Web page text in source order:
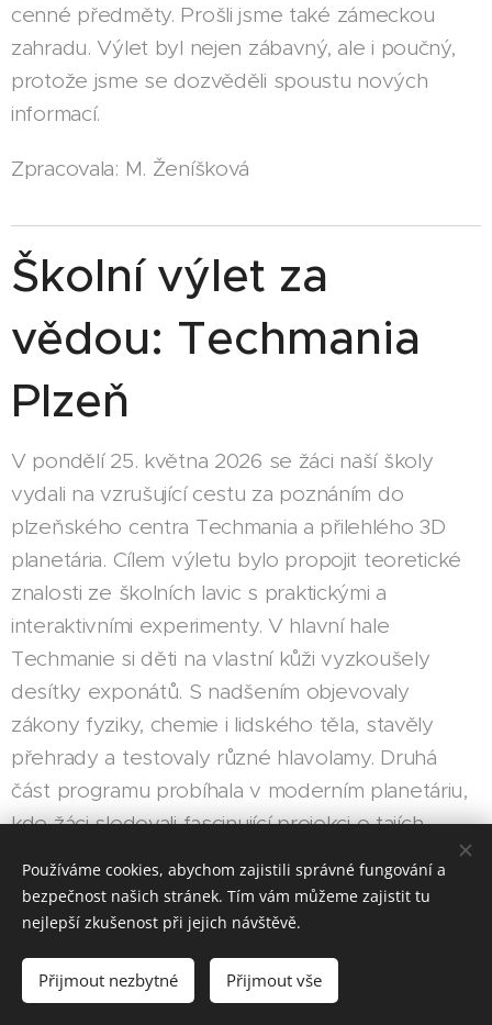
cenné předměty. Prošli jsme také zámeckou
zahradu. Výlet byl nejen zábavný, ale i poučný,
protože jsme se dozvěděli spoustu nových
informací.
Zpracovala: M. Ženíšková
Školní výlet za
vědou: Techmania
Plzeň
V pondělí 25. května 2026 se žáci naší školy
vydali na vzrušující cestu za poznáním do
plzeňského centra Techmania a přilehlého 3D
planetária. Cílem výletu bylo propojit teoretické
znalosti ze školních lavic s praktickými a
interaktivními experimenty. V hlavní hale
Techmanie si děti na vlastní kůži vyzkoušely
desítky exponátů. S nadšením objevovaly
zákony fyziky, chemie i lidského těla, stavěly
přehrady a testovaly různé hlavolamy. Druhá
část programu probíhala v moderním planetáriu,
kde žáci sledovali fascinující projekci o tajích
vzdálených galaxií. Pro všechny to byl opravdu
hezký zážitek.
Zpracovala: Romana Zahradníková
Používáme cookies, abychom zajistili správné fungování a
bezpečnost našich stránek. Tím vám můžeme zajistit tu
nejlepší zkušenost při jejich návštěvě.
Přijmout nezbytné Přijmout vše